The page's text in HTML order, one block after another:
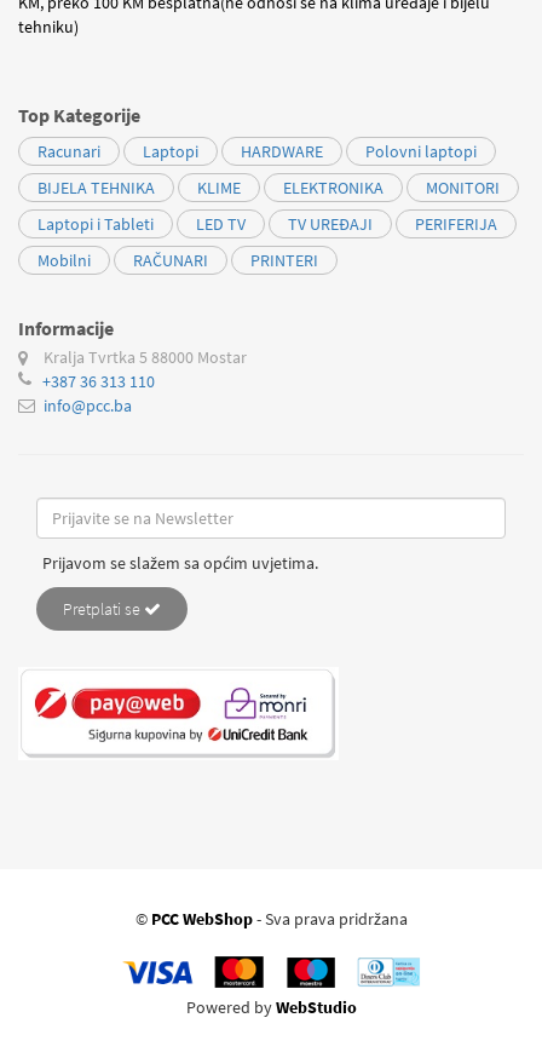
tehniku)
Top Kategorije
Racunari Laptopi HARDWARE
Polovni laptopi
BIJELA TEHNIKA
KLIME ELEKTRONIKA
MONITORI
Laptopi i Tableti
LED TV TV UREĐAJI
PERIFERIJA
Mobilni
RAČUNARI PRINTERI
Informacije
Kralja Tvrtka 5 88000 Mostar
+387 36 313 110
info@pcc.ba
Prijavom se slažem sa općim uvjetima.
Pretplati se
© PCC WebShop- Sva prava pridržana
Powered byWebStudio